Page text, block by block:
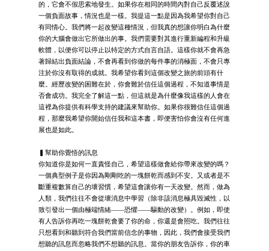
的，它會不假思索地發生。如果你在相同的時間內對自己反覆述說
一個負面故事，情況也是一樣。我提這一點是因為我希望你對自己
有同情心。我們將一起改變這種情況，但我真的想讓你明白為什麼
你的大腦會做出它所做出的事。我們需要對其進行重新編程和升級
軟體，以便你可以停止以特定的方式自言自語。這樣你就不會再急
著歸結出負面結論，不會再看到你做的每件事的消極面，不會只專
注於你沒有取得的成就。我希望你看到這個改變之旅的前頭有什
麼。經歷改變的困難在於，你會難於信任這個過程，不知道事情是
否會成功。我完全了解這一點，但這就是為什麼像我這樣的人會在
這裡為你提供有科學支持的建議來幫助你。如果你很難信任這個過
程，那麼我希望你開始信任我和這本書，即便害怕你會沒有任何進
展也是如此。
▍幫助你覺悟的訊息
你知道你是如何一直責怪自己，希望這樣做會給你帶來改變的嗎？
一個典型例子是你因為剛剛吃的一塊餅乾而感到不安。又或者是不
斷重複數算自己的壞習慣，希望這會讓你有一天改變。然而，做為
人類，我們往往不會從壞消息中學習（除非該消息極具毀滅性，以
致引發出一個由極端情緒——恐懼——驅動的改變）。例如，即使
有人告訴你再吃一塊餅乾會要了你的命，你還是會照吃。我們往往
只想看到和聽到符合我們當前信念的事物，因此，我們會接受我們
想聽的訊息而忽略我們不想聽的訊息。當你的朋友告訴你，你的車